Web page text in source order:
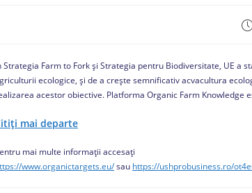
Strategia Farm to Fork și Strategia pentru Biodiversitate, UE a
ecologice, și de a crește semnificativ acvacultura
acestor obiective. Platforma Organic Farm Knowledge
mai departe
mai multe informații accesați
www.organictargets.eu/sau https://ushprobusiness.ro/